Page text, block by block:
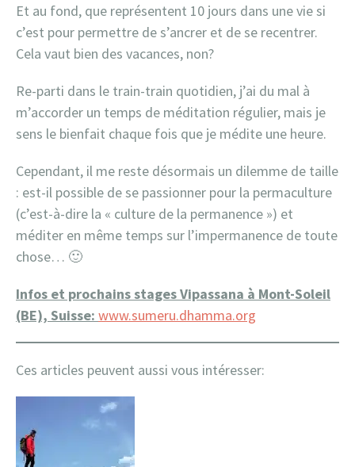
Et au fond, que représentent 10 jours dans une vie si
c’est pour permettre de s’ancrer et de se recentrer.
Cela vaut bien des vacances, non?
Re-parti dans le train-train quotidien, j’ai du mal à
m’accorder un temps de méditation régulier, mais je
sens le bienfait chaque fois que je médite une heure.
Cependant, il me reste désormais un dilemme de taille
: est-il possible de se passionner pour la permaculture
(c’est-à-dire la « culture de la permanence ») et
méditer en même temps sur l’impermanence de toute
chose… 🙂
Infos et prochains stages Vipassana à Mont-Soleil
(BE), Suisse: www.sumeru.dhamma.org
Ces articles peuvent aussi vous intéresser: